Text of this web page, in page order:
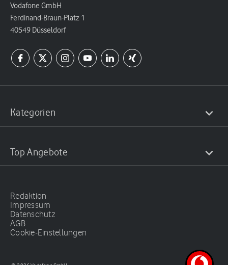
Vodafone GmbH
Ferdinand-Braun-Platz 1
40549 Düsseldorf
Kategorien
Top Angebote
Redaktion
Impressum
Datenschutz
AGB
Cookie-Einstellungen